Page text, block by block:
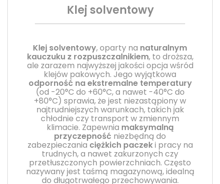
Klej solventowy
Klej solventowy, oparty na naturalnym
kauczuku z rozpuszczalnikiem, to droższa,
ale zarazem najwyższej jakości opcja wśród
klejów pakowych. Jego wyjątkowa
odporność na ekstremalne temperatury
(od -20°C do +60°C, a nawet -40°C do
+80°C) sprawia, że jest niezastąpiony w
najtrudniejszych warunkach, takich jak
chłodnie czy transport w zmiennym
klimacie. Zapewnia maksymalną
przyczepność niezbędną do
zabezpieczania ciężkich paczeki pracy na
trudnych, a nawet zakurzonych czy
przetłuszczonych powierzchniach. Często
nazywany jest taśmą magazynową, idealną
do długotrwałego przechowywania.